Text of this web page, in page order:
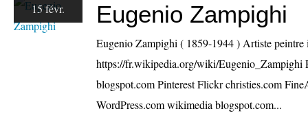
15 févr. Eugenio Zampighi
Eugenio Zampighi ( 1859-1944 ) Artiste peintre
https://fr.wikipedia.org/wiki/Eugenio_Zampighi
blogspot.com Pinterest Flickr christies.com
WordPress.com wikimedia blogspot.com...